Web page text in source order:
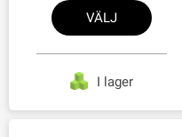
VÄLJ
I lager